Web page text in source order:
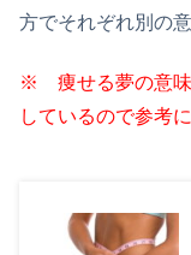
方でそれぞれ別の
※ 痩せる夢の意味
しているので参考